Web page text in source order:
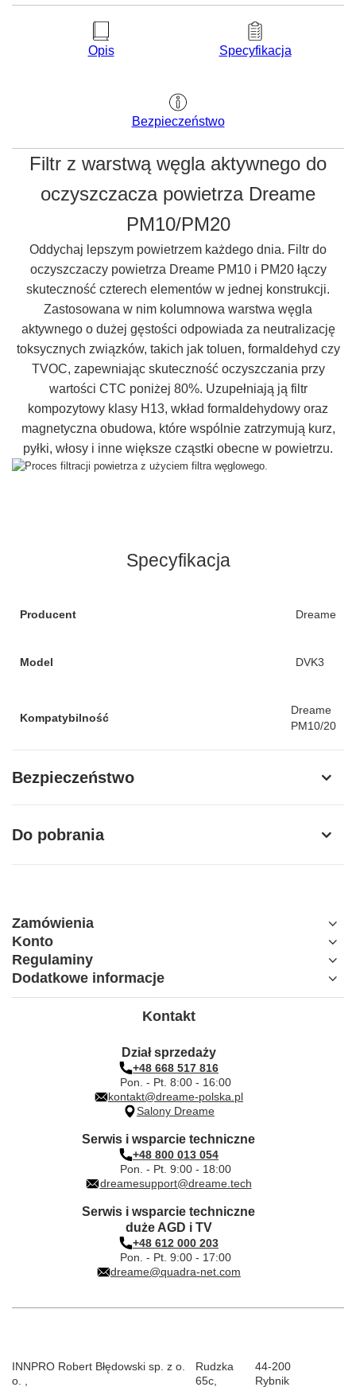
Opis Specyfikacja
Bezpieczeństwo
Filtr z warstwą węgla aktywnego do
oczyszczacza powietrza Dreame
PM10/PM20
Oddychaj lepszym powietrzem każdego dnia. Filtr do
oczyszczaczy powietrza Dreame PM10 i PM20 łączy
skuteczność czterech elementów w jednej konstrukcji.
Zastosowana w nim kolumnowa warstwa węgla
aktywnego o dużej gęstości odpowiada za neutralizację
toksycznych związków, takich jak toluen, formaldehyd czy
TVOC, zapewniając skuteczność oczyszczania przy
wartości CTC poniżej 80%. Uzupełniają ją filtr
kompozytowy klasy H13, wkład formaldehydowy oraz
magnetyczna obudowa, które wspólnie zatrzymują kurz,
pyłki, włosy i inne większe cząstki obecne w powietrzu.
Specyfikacja
Producent Dreame
Model DVK3
Kompatybilność
Dreame
PM10/20
Bezpieczeństwo
Do pobrania
Zamówienia
Konto
Regulaminy
Dodatkowe informacje
Kontakt
Dział sprzedaży
+48 668 517 816
Pon. - Pt. 8:00 - 16:00
kontakt@dreame-polska.pl
Salony Dreame
Serwis i wsparcie techniczne
+48 800 013 054
Pon. - Pt. 9:00 - 18:00
dreamesupport@dreame.tech
Serwis i wsparcie techniczne
duże AGD i TV
+48 612 000 203
Pon. - Pt. 9:00 - 17:00
dreame@quadra-net.com
INNPRO Robert Błędowski sp. z o.
o.
Rudzka
65c,
44-200
Rybnik